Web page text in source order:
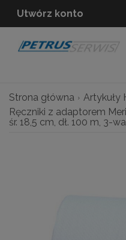
Utwórz konto
Strona główna Artykuły
Ręczniki z adaptorem
śr. 18,5 cm, dł. 100 m, 3-